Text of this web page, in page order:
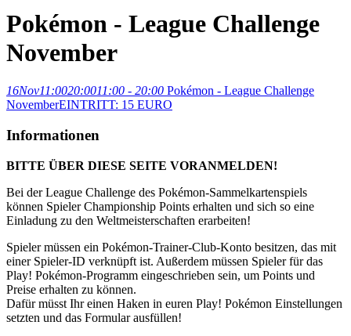
Pokémon - League Challenge
November
16Nov11:0020:0011:00 - 20:00 Pokémon - League Challenge
NovemberEINTRITT: 15 EURO
Informationen
BITTE ÜBER DIESE SEITE VORANMELDEN!
Bei der League Challenge des Pokémon-Sammelkartenspiels
können Spieler Championship Points erhalten und sich so eine
Einladung zu den Weltmeisterschaften erarbeiten!
Spieler müssen ein Pokémon-Trainer-Club-Konto besitzen, das mit
einer Spieler-ID verknüpft ist. Außerdem müssen Spieler für das
Play! Pokémon-Programm eingeschrieben sein, um Points und
Preise erhalten zu können.
Dafür müsst Ihr einen Haken in euren Play! Pokémon Einstellungen
setzten und das Formular ausfüllen!